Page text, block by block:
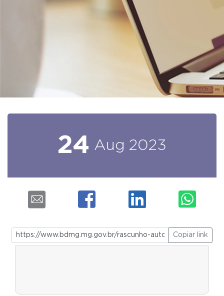
24 Aug 2023
Copiar link